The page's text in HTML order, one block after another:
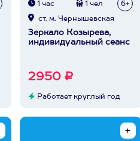
1 час 1 чел 6+
ст. м. Чернышевская
Зеркало Козырева,
индивидуальный сеанс
2950 ₽
Работает круглый год